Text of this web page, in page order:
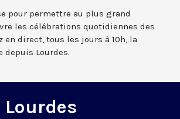
pour permettre au plus grand
les célébrations quotidiennes des
en direct, tous les jours à 10h, la
depuis Lourdes.
Lourdes